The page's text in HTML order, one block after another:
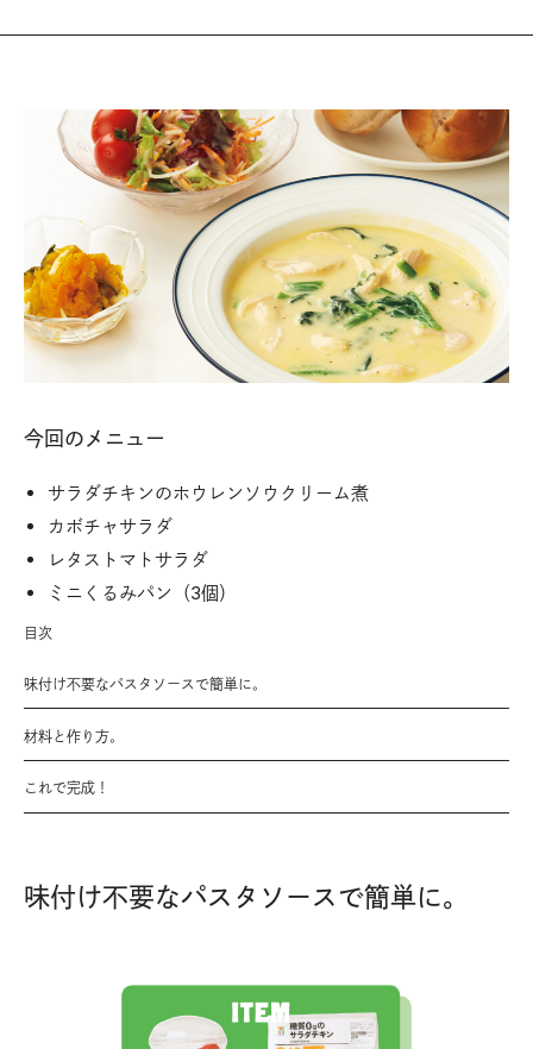
今回のメニュー
サラダチキンのホウレンソウクリーム煮
カボチャサラダ
レタストマトサラダ
ミニくるみパン（3個）
目次
味付け不要なパスタソースで簡単に。
材料と作り方。
これで完成！
味付け不要なパスタソースで簡単に。